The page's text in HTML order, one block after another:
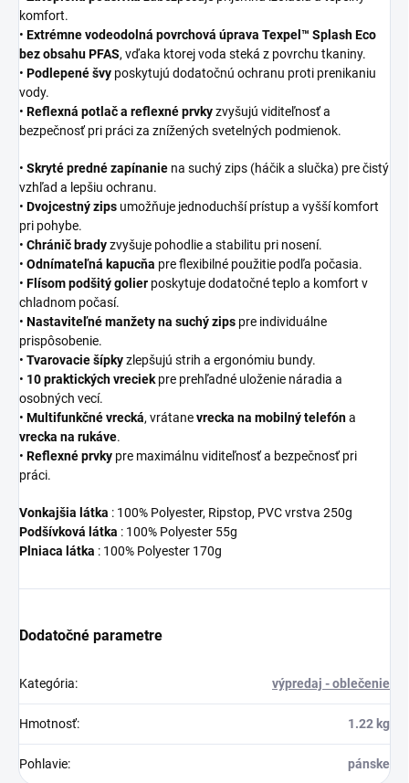
komfort.
• Extrémne vodeodolná povrchová úprava Texpel™ Splash Eco
bez obsahu PFAS, vďaka ktorej voda steká z povrchu tkaniny.
• Podlepené švy poskytujú dodatočnú ochranu proti prenikaniu
vody.
• Reflexná potlač a reflexné prvkyzvyšujú viditeľnosť a
bezpečnosť pri práci za znížených svetelných podmienok.
• Skryté predné zapínanie na suchý zips (háčik a slučka) pre čistý
vzhľad a lepšiu ochranu.
• Dvojcestný zips umožňuje jednoduchší prístup a vyšší komfort
pri pohybe.
• Chránič bradyzvyšuje pohodlie a stabilitu pri nosení.
• Odnímateľná kapucňa pre flexibilné použitie podľa počasia.
• Flísom podšitý golier poskytuje dodatočné teplo a komfort v
chladnom počasí.
• Nastaviteľné manžety na suchý zips pre individuálne
prispôsobenie.
• Tvarovacie šípkyzlepšujú strih a ergonómiu bundy.
• 10 praktických vreciekpre prehľadné uloženie náradia a
osobných vecí.
• Multifunkčné vrecká, vrátanevrecka na mobilný telefóna
vrecka na rukáve.
• Reflexné prvky pre maximálnu viditeľnosť a bezpečnosť pri
práci.
Vonkajšia látka : 100% Polyester, Ripstop, PVC vrstva 250g
Podšívková látka : 100% Polyester 55g
Plniaca látka : 100% Polyester 170g
Dodatočné parametre
Kategória: výpredaj - oblečenie
Hmotnosť: 1.22 kg
Pohlavie: pánske